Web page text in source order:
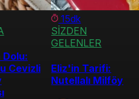
Cevizli
15dk
SİZDEN
GELENLER
Eliz'in Tarifi:
Nutellalı Milföy